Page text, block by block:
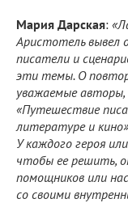
Мария Дарская:
Аристотель вывел
писатели и
эти темы. О
уважаемые авторы,
«Путешествие
литературе и
У каждого героя
чтобы ее решить,
помощников или
со своими